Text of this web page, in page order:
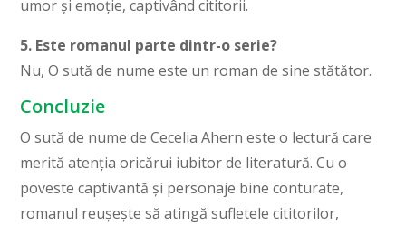
umor și emoție, captivând cititorii.
5. Este romanul parte dintr-o serie?
Nu, O sută de nume este un roman de sine stătător.
Concluzie
O sută de nume de Cecelia Ahern este o lectură care
merită atenția oricărui iubitor de literatură. Cu o
poveste captivantă și personaje bine conturate,
romanul reușește să atingă sufletele cititorilor,